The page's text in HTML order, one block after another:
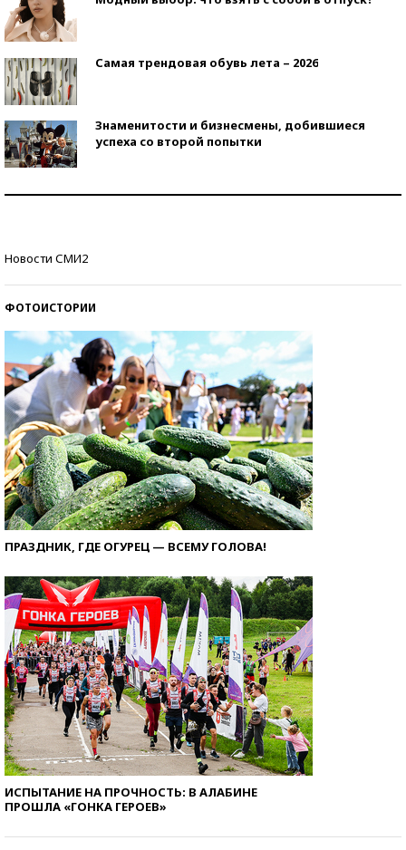
Самая трендовая обувь лета – 2026
Знаменитости и бизнесмены, добившиеся
успеха со второй попытки
Новости СМИ2
ФОТОИСТОРИИ
ПРАЗДНИК, ГДЕ ОГУРЕЦ — ВСЕМУ ГОЛОВА!
ИСПЫТАНИЕ НА ПРОЧНОСТЬ: В АЛАБИНЕ
ПРОШЛА «ГОНКА ГЕРОЕВ»